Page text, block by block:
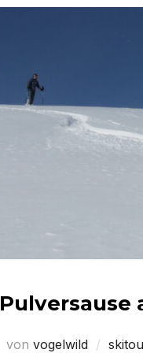
Pulversause
von vogelwild